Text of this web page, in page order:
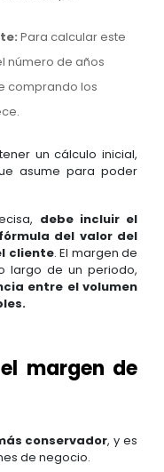
Para calcular este
número de años
comprando los
un cálculo inicial,
asume para poder
debe incluir el
del valor del
cliente. El margen de
largo de un periodo,
entre el volumen
margen de
conservador, y es
de negocio.